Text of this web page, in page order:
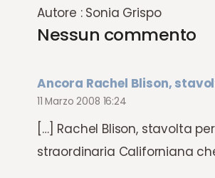
Autore : Sonia Grispo
Nessun commento
Ancora Rachel Blison,
11 Marzo 2008 16:24
[…] Rachel Blison, stavolta
straordinaria Californiana